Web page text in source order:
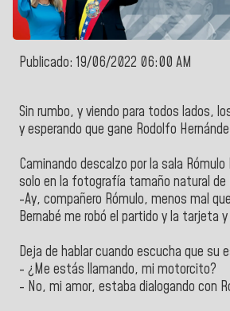
Publicado: 19/06/2022 06:00 AM
Sin rumbo, y viendo para todos lados,
y esperando que gane Rodolfo
Caminando descalzo por la sala
solo en la fotografía tamaño natural de
-Ay, compañero Rómulo, menos mal
Bernabé me robó el partido y la tarjeta
Deja de hablar cuando escucha que su
- ¿Me estás llamando, mi motorcito?
- No, mi amor, estaba dialogando con